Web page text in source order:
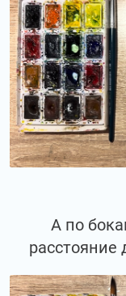
А по
расстояние